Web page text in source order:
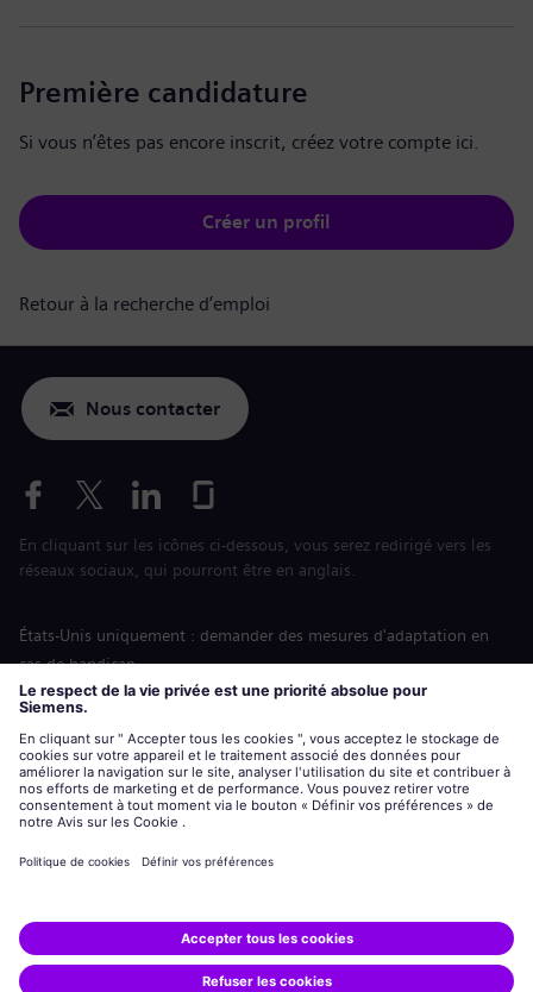
Première candidature
Si vous n’êtes pas encore inscrit, créez votre compte ici.
Créer un profil
Retour à la recherche d’emploi
Nous contacter
En cliquant sur les icônes ci-dessous, vous serez redirigé vers les
réseaux sociaux, qui pourront être en anglais.
États-Unis uniquement : demander des mesures d'adaptation en
cas de handicap
Labor Condition Application (Formulaire sur les conditions
siemens-energy.comSite Internet international
Informations sur l’entreprise
Avis de confidentialité
Siemens Energy est une marque déposée de Siemens AG.